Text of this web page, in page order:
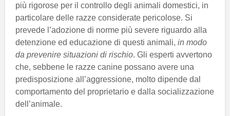
più rigorose per il controllo degli animali domestici, in
particolare delle razze considerate pericolose. Si
prevede l’adozione di norme più severe riguardo alla
detenzione ed educazione di questi animali, in modo
da prevenire situazioni di rischio. Gli esperti avvertono
che, sebbene le razze canine possano avere una
predisposizione all’aggressione, molto dipende dal
comportamento del proprietario e dalla socializzazione
dell’animale.